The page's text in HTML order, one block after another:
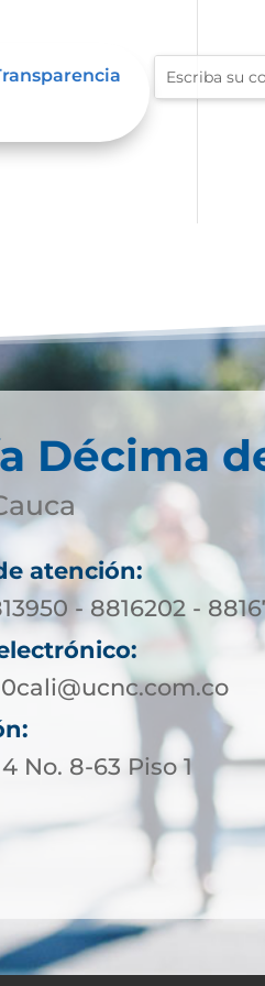
en
Décima
atención:
- 8816202 -
No. 8-63 Piso 1